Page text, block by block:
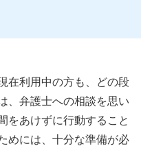
在利用中の方も、どの段
、弁護士への相談を思い
をあけずに行動すること
めには、十分な準備が必